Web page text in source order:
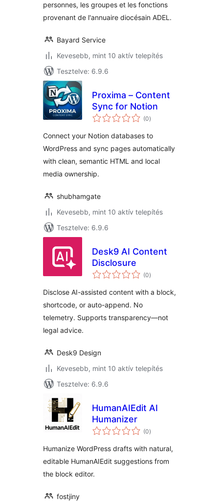
personnes, les groupes et les fonctions
provenant de l'annuaire diocésain ADEL.
Bayard Service
Kevesebb, mint 10 aktív telepítés
Tesztelve: 6.9.6
Proxima – Content
Sync for Notion
(0értékelés
összesen
)
Connect your Notion databases to
WordPress and sync pages automatically
with clean, semantic HTML and local
media ownership.
shubhamgate
Kevesebb, mint 10 aktív telepítés
Tesztelve: 6.9.6
Desk9 AI Content
Disclosure
(0értékelés
összesen
)
Disclose AI-assisted content with a block,
shortcode, or auto-append. No
telemetry. Supports transparency—not
legal advice.
Desk9 Design
Kevesebb, mint 10 aktív telepítés
Tesztelve: 6.9.6
HumanAIEdit AI
Humanizer
(0értékelés
összesen
)
Humanize WordPress drafts with natural,
editable HumanAIEdit suggestions from
the block editor.
fostjiny